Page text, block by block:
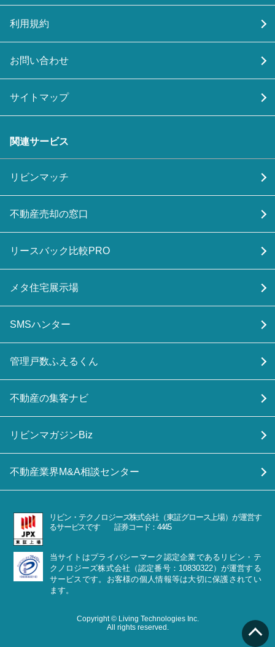
利用規約
お問い合わせ
サイトマップ
関連サービス
リビンマッチ
不動産売却の窓口
リースバック比較PRO
メタ住宅展示場
SMSハンター
管理戸数ふえるくん
不動産の集客ナビ
リビンマガジンBiz
不動産業界M&A相談センター
リビン・テクノロジーズ株式会社（東証グロース上場）が運営す
るサービスです 証券コード：4445
当サイトはプライバシーマーク認定企業であるリビン・テ
クノロジーズ株式会社（認定番号：10830322）が運営する
サービスです。お客様の個人情報等は大切に保護されてい
ます。
Copyright © Living Technologies Inc.
All rights reserved.